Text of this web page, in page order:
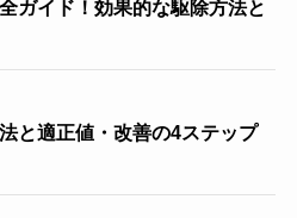
ガイド！効果的な駆除方法と
と適正値・改善の4ステップ